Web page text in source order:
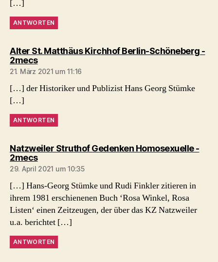
[…]
ANTWORTEN
Alter St. Matthäus Kirchhof Berlin-Schöneberg -
2mecssagt:
21. März 2021 um 11:16
[…] der Historiker und Publizist Hans Georg Stümke
[…]
ANTWORTEN
Natzweiler Struthof Gedenken Homosexuelle -
2mecssagt:
29. April 2021 um 10:35
[…] Hans-Georg Stümke und Rudi Finkler zitieren in
ihrem 1981 erschienenen Buch ‘Rosa Winkel, Rosa
Listen‘ einen Zeitzeugen, der über das KZ Natzweiler
u.a. berichtet […]
ANTWORTEN